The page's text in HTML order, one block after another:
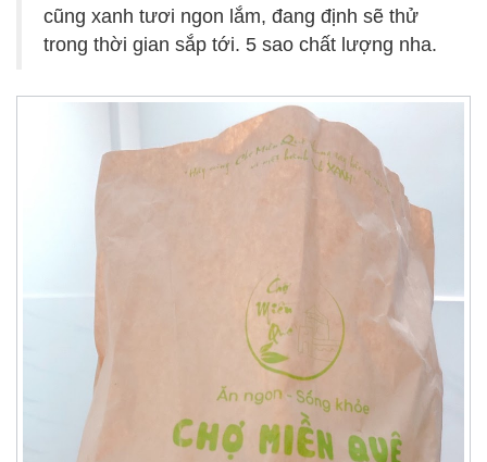
cũng xanh tươi ngon lắm, đang định sẽ thử
trong thời gian sắp tới. 5 sao chất lượng nha.